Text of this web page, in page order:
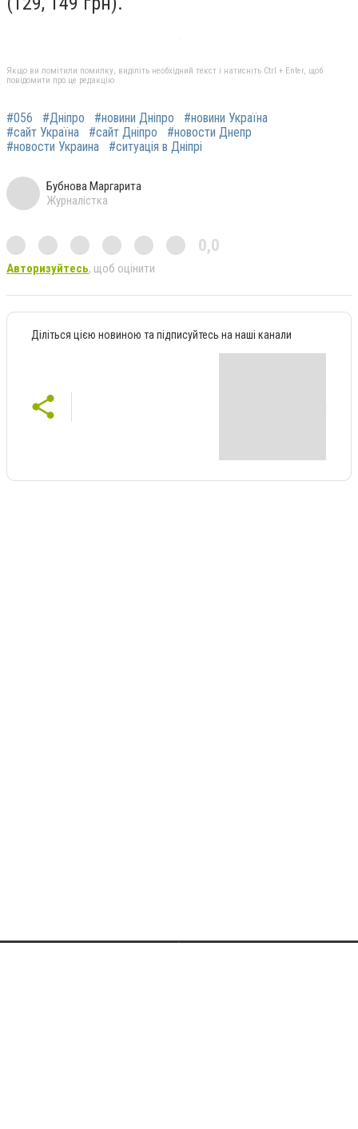
Якщо ви помітили помилку, виділіть необхідний текст і натисніть Ctrl + Enter, щоб
повідомити про це редакцію
#056 #Дніпро #новини Дніпро
#новини Україна
#сайт Україна
#сайт Дніпро
#новости Днепр
#новости Украина
#ситуація в Дніпрі
Бубнова Маргарита
Журналістка
0,0
Авторизуйтесь, щоб оцінити
Діліться цією новиною та підписуйтесь на наші канали